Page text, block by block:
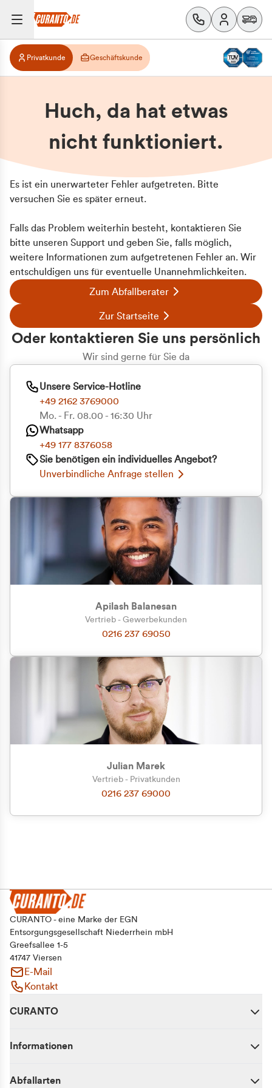
Zu welcher Kundengruppe
gehören Sie?
Privatkunde (inkl. MwSt.)
Geschäftskunde (exkl. MwSt.)
Privatkunde Geschäftskunde
Huch, da hat etwas
nicht funktioniert.
Es ist ein unerwarteter Fehler aufgetreten. Bitte
versuchen Sie es später erneut.
Falls das Problem weiterhin besteht, kontaktieren Sie
bitte unseren Support und geben Sie, falls möglich,
weitere Informationen zum aufgetretenen Fehler an. Wir
entschuldigen uns für eventuelle Unannehmlichkeiten.
Zum Abfallberater
Zur Startseite
Oder kontaktieren Sie uns persönlich
Wir sind gerne für Sie da
Unsere Service-Hotline
+49 2162 3769000
Mo. - Fr. 08.00 - 16:30 Uhr
Whatsapp
+49 177 8376058
Sie benötigen ein individuelles Angebot?
Unverbindliche Anfrage stellen
Apilash Balanesan
Vertrieb - Gewerbekunden
0216 237 69050
Julian Marek
Vertrieb - Privatkunden
0216 237 69000
CURANTO - eine Marke der EGN
Entsorgungsgesellschaft Niederrhein mbH
Greefsallee 1-5
41747 Viersen
E-Mail
Kontakt
CURANTO
Informationen
Abfallarten